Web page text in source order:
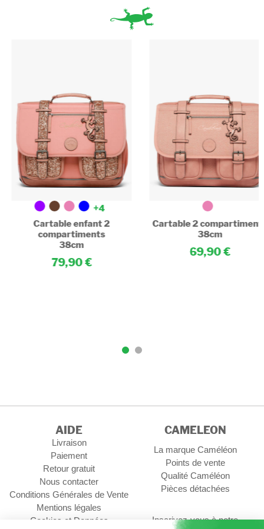
+4
Cartable enfant 2
compartiments
38cm
79,90
Cartable 2
38cm
69,90
AIDE
Livraison
Paiement
Retour gratuit
Nous contacter
Conditions Générales de Vente
Mentions légales
Cookies et Données
CAMELEON
La marque Caméléon
Points de vente
Qualité Caméléon
Pièces détachées
Inscrivez-vous à notre